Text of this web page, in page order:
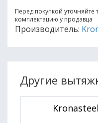
Перед покупкой уточняйте
комплектацию у продавца
Производитель:
Другие